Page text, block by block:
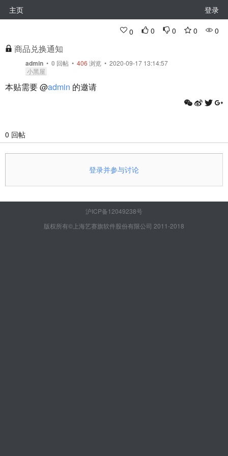
主页 登录
0 0 0 0 0
商品兑换通知
admin • 0 回帖 • 406 浏览 • 2020-09-17 13:14:57
小黑屋
本贴需要 @admin 的邀请
0 回帖
登录并参与讨论
沪ICP备12049238号
版权所有©上海艺赛旗软件股份有限公司 2011-2018